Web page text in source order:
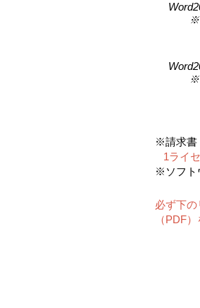
※
※
※請求書
1ライ
※ソフト
必ず下
（PDF